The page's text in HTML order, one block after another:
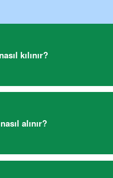
kılınır?
alınır?